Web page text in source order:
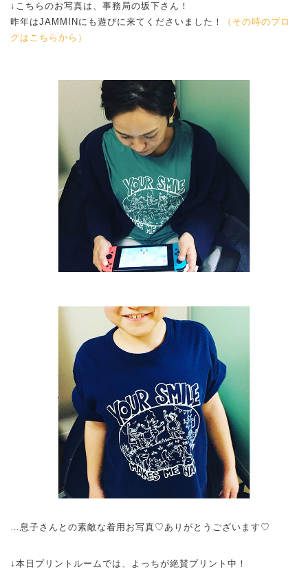
↓こちらのお写真は、事務局の坂下さん！
昨年はJAMMINにも遊びに来てくださいました！
（その時のブロ
グはこちらから）
…息子さんとの素敵な着用お写真♡ありがとうございます♡
↓本日プリントルームでは、よっちが絶賛プリント中！